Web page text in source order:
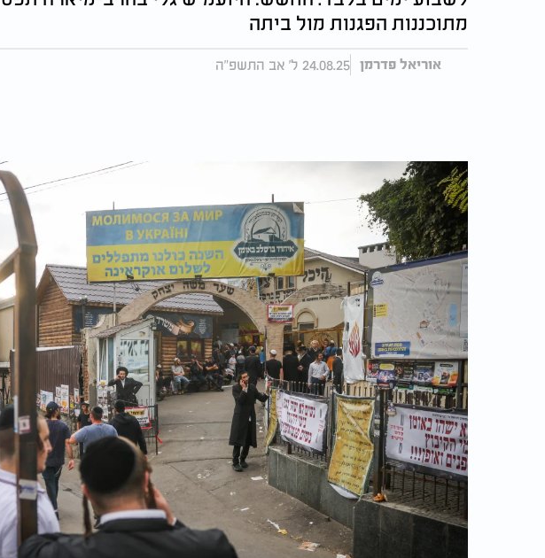
מתוכננות הפגנות מול ביתה
אוריאל פדרמן 24.08.25 ל' אב התשפ"ה